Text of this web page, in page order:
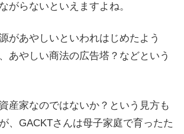
がらないといえますよね。
があやしいといわれはじめたよう
あやしい商法の広告塔？ などという
産家なのではないか？という見方も
、GACKTさんは母子家庭で育ったた